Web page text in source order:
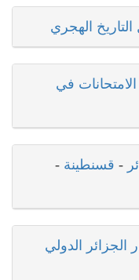
الهجري
في
- قسنطينة -
الدولي